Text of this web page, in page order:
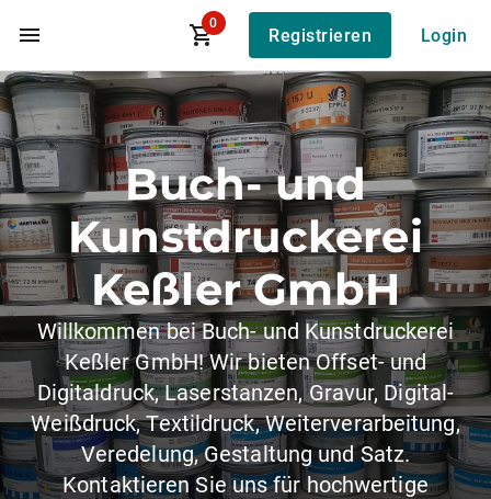
Zum Hauptinhalt
0
Registrieren Login
Buch- und
Kunstdruckerei
Keßler GmbH
Willkommen bei Buch- und Kunstdruckerei
Keßler GmbH! Wir bieten Offset- und
Digitaldruck, Laserstanzen, Gravur, Digital-
Weißdruck, Textildruck, Weiterverarbeitung,
Veredelung, Gestaltung und Satz.
Kontaktieren Sie uns für hochwertige